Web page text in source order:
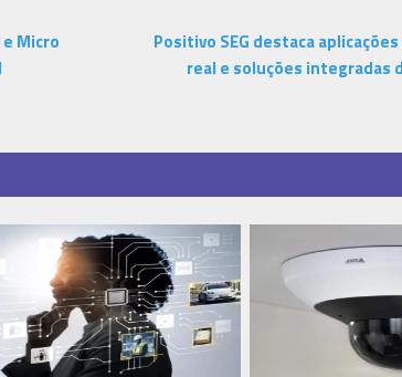
Micro
Positivo SEG destaca
real e soluções integradas